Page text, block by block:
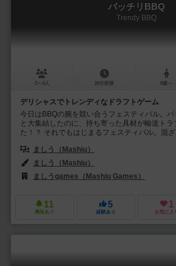
バッチリBBQ
Trendy BBQ
3～4人 20分前後 8歳～
デリシャスでトレンディなドラフトゲーム
今日はBBQの腕を競い合うフェスティバル。バ
と大集結したのに、持ち寄った具材が輸送トラ
た！？ それでもはじまるフェスティバル。混ざ
ましう（Mashiu）
ましう（Mashiu）
ましうgames（Mashiu Games）
11
興味あり
5
経験あり
1
お気に入り